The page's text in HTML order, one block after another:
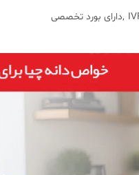
دارای بورد تخصصی